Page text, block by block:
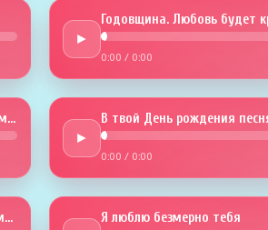
►
0:00 / 0:00
Родная поздравляем с Днём рожденья
►
0:00 / 0:00
Этот год всё расставил по местам Я люблю безмерно тебя